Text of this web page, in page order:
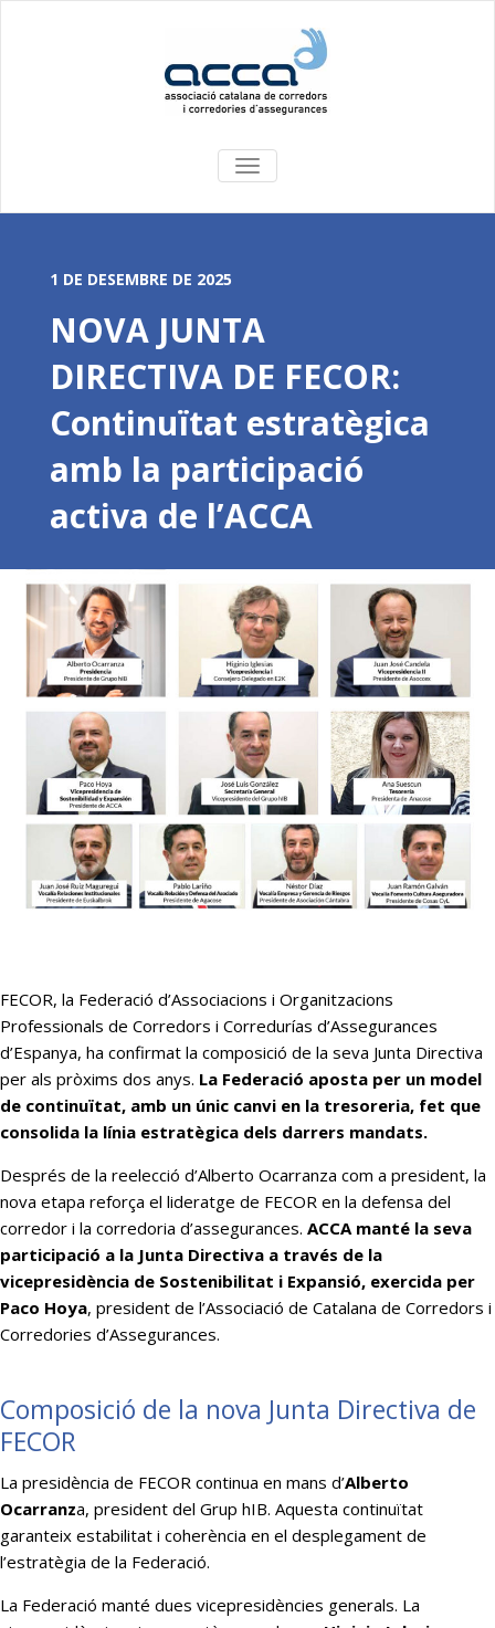
COMMUTA
LA
1 DE DESEMBRE DE 2025
NOVA JUNTA
DIRECTIVA DE FECOR:
Continuïtat estratègica
amb la participació
activa de l’ACCA
FECOR, la Federació d’Associacions i Organitzacions
Professionals de Corredors i Corredurías d’Assegurances
d’Espanya, ha confirmat la composició de la seva Junta Directiva
per als pròxims dos anys. La Federació aposta per un model
de continuïtat, amb un únic canvi en la tresoreria, fet que
consolida la línia estratègica dels darrers mandats.
Després de la reelecció d’Alberto Ocarranza com a president, la
nova etapa reforça el lideratge de FECOR en la defensa del
corredor i la corredoria d’assegurances. ACCA manté la seva
participació a la Junta Directiva a través de la
vicepresidència de Sostenibilitat i Expansió, exercida per
Paco Hoya, president de l’Associació de Catalana de Corredors i
Corredories d’Assegurances.
Composició de la nova Junta Directiva de
FECOR
La presidència de FECOR continua en mans d’Alberto
Ocarranza, president del Grup hIB. Aquesta continuïtat
garanteix estabilitat i coherència en el desplegament de
l’estratègia de la Federació.
La Federació manté dues vicepresidències generals. La